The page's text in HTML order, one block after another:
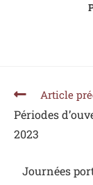
Article
Périodes
2023
Journées